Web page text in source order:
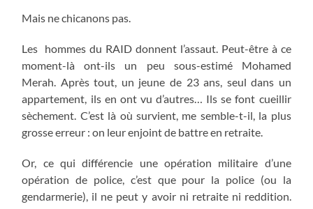
Mais ne chicanons pas.
Les hommes du RAID donnent l’assaut. Peut-être à ce
moment-là ont-ils un peu sous-estimé Mohamed
Merah. Après tout, un jeune de 23 ans, seul dans un
appartement, ils en ont vu d’autres… Ils se font cueillir
sèchement. C’est là où survient, me semble-t-il, la plus
grosse erreur : on leur enjoint de battre en retraite.
Or, ce qui différencie une opération militaire d’une
opération de police, c’est que pour la police (ou la
gendarmerie), il ne peut y avoir ni retraite ni reddition.